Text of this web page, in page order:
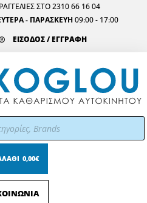
ΣΤΟ 2310 66 16 04
- ΠΑΡΑΣΚΕΥΗ 09:00 - 17:00
ΕΙΣΟΔΟΣ / ΕΓΓΡΑΦΗ
0,00€